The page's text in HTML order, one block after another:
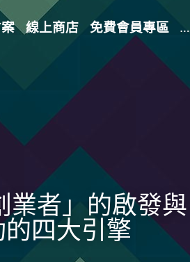
線上商店 免費會員專區 …
業者」的啟發與
的四大引擎